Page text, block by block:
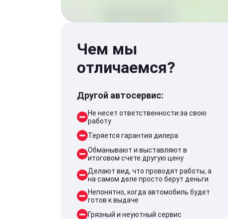
Чем мы
отличаемся?
Другой автосервис:
Не несет ответственности за свою
работу
Теряется гарантия дилера
Обманывают и выставляют в
итоговом счете другую цену
Делают вид, что проводят работы, а
на самом деле просто берут деньги
Непонятно, когда автомобиль будет
готов к выдаче
Грязный и неуютный сервис